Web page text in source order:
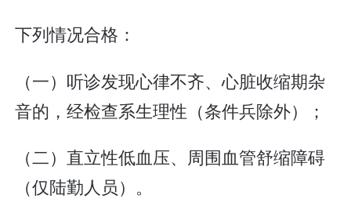
下列情况合格：
（一）听诊发现心律不齐、心脏收缩期杂
音的，经检查系生理性（条件兵除外）；
（二）直立性低血压、周围血管舒缩障碍
（仅陆勤人员）。